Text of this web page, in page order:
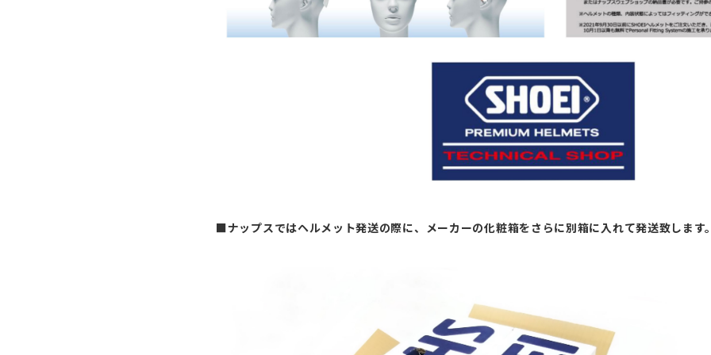
■ナップスではヘルメット発送の際に、メーカーの化粧箱をさらに別箱に入れて発送致します